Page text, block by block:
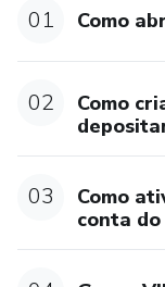
01 Como
02
Como
03
Como
conta